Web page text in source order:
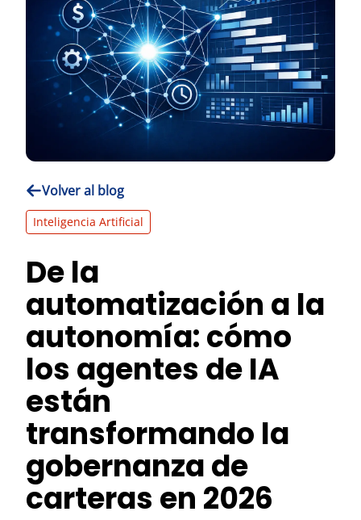
Volver al blog
Inteligencia Artificial
De la
automatización a la
autonomía: cómo
los agentes de IA
están
transformando la
gobernanza de
carteras en 2026